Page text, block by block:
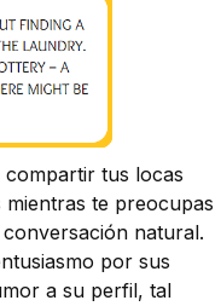
tus locas
mientras te preocupas
natural.
por sus
a su perfil, tal